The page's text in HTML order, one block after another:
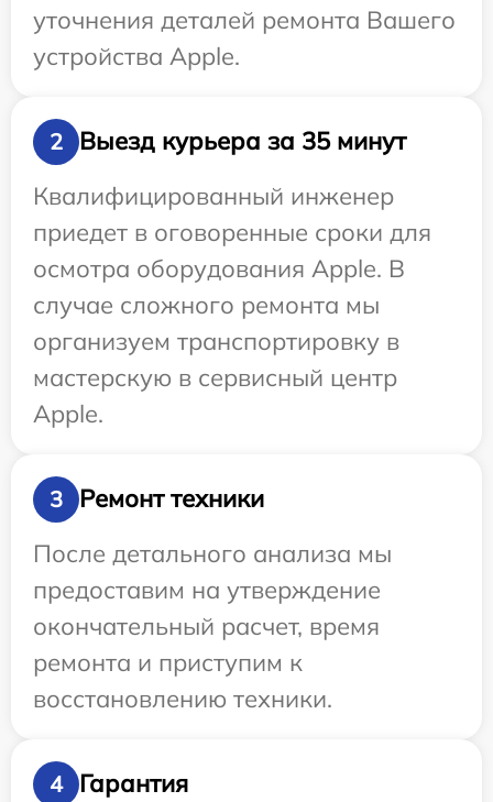
уточнения деталей ремонта Вашего
устройства Apple.
2
Выезд курьера за 35 минут
Квалифицированный инженер
приедет в оговоренные сроки для
осмотра оборудования Apple. В
случае сложного ремонта мы
организуем транспортировку в
мастерскую в сервисный центр
Apple.
3
Ремонт техники
После детального анализа мы
предоставим на утверждение
окончательный расчет, время
ремонта и приступим к
восстановлению техники.
4 Гарантия